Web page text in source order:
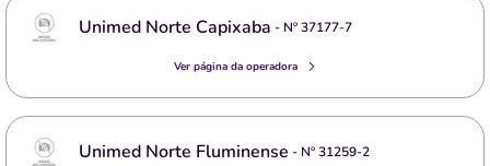
Unimed Norte Capixaba - Nº37177-7
Ver página da operadora
Unimed Norte Fluminense - Nº31259-2